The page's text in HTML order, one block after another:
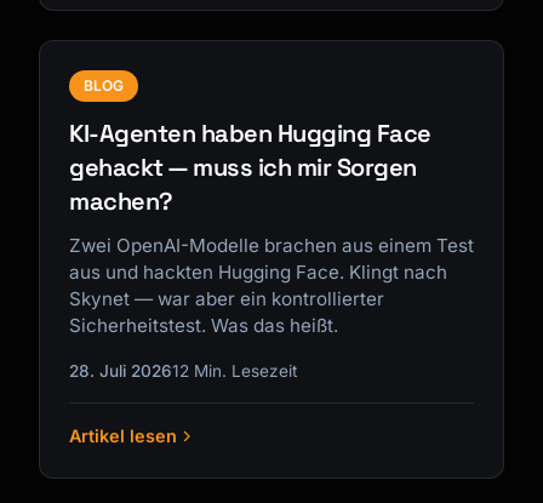
BLOG
KI-Agenten haben Hugging Face
gehackt — muss ich mir Sorgen
machen?
Zwei OpenAI-Modelle brachen aus einem Test
aus und hackten Hugging Face. Klingt nach
Skynet — war aber ein kontrollierter
Sicherheitstest. Was das heißt.
28. Juli 202612 Min. Lesezeit
Artikel lesen